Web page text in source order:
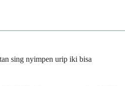
sing nyimpen urip iki bisa